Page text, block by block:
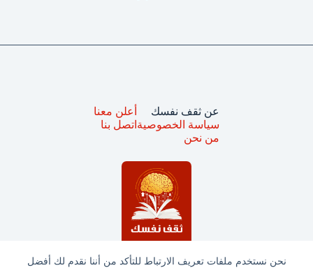
نحن نستخدم ملفات تعريف الارتباط للتأكد من أننا نقدم لك أفضل
عن ثقف نفسك
سياسة الخصوصية
من نحن
أعلن معنا
اتصل بنا